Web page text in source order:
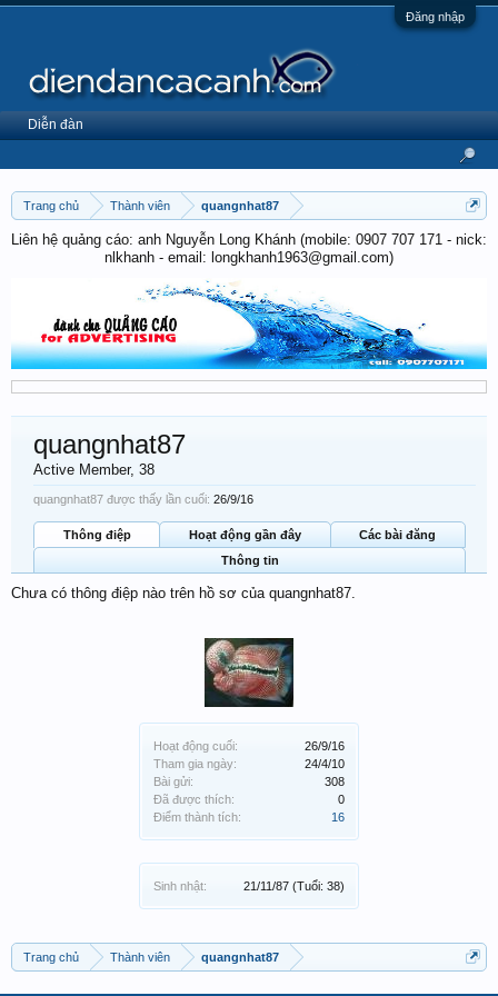
Đăng nhập
Trang chủ Thành viên quangnhat87
Liên hệ quảng cáo: anh Nguyễn Long Khánh (mobile: 0907 707 171 - nick:
nlkhanh - email: longkhanh1963@gmail.com)
Hoạt động cuối:
26/9/16
Tham gia ngày:
24/4/10
Bài gửi:
308
Đã được thích:
0
Điểm thành tích:
16
Sinh nhật: 21/11/87 (Tuổi: 38)
quangnhat87
Active Member, 38
quangnhat87 được thấy lần cuối: 26/9/16
Thông điệp Hoạt động gần đây
Các bài đăng
Thông tin
Chưa có thông điệp nào trên hồ sơ của quangnhat87.
Trang chủ Thành viên quangnhat87
Diễn đàn